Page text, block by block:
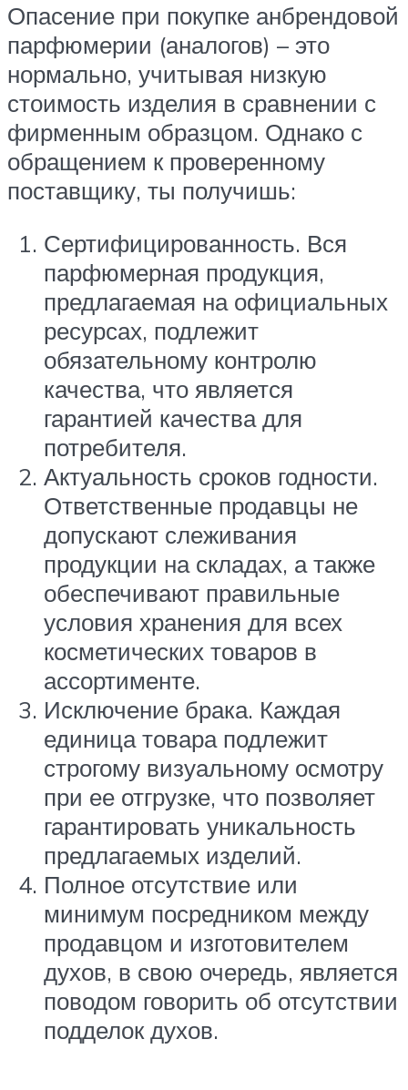
Опасение при покупке анбрендовой
парфюмерии (аналогов) – это
нормально, учитывая низкую
стоимость изделия в сравнении с
фирменным образцом. Однако с
обращением к проверенному
поставщику, ты получишь:
Сертифицированность. Вся
парфюмерная продукция,
предлагаемая на официальных
ресурсах, подлежит
обязательному контролю
качества, что является
гарантией качества для
потребителя.
Актуальность сроков годности.
Ответственные продавцы не
допускают слеживания
продукции на складах, а также
обеспечивают правильные
условия хранения для всех
косметических товаров в
ассортименте.
Исключение брака. Каждая
единица товара подлежит
строгому визуальному осмотру
при ее отгрузке, что позволяет
гарантировать уникальность
предлагаемых изделий.
Полное отсутствие или
минимум посредником между
продавцом и изготовителем
духов, в свою очередь, является
поводом говорить об отсутствии
подделок духов.